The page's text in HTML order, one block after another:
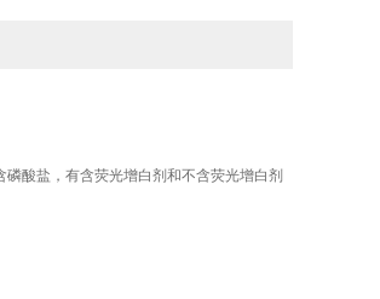
酸盐，有含荧光增白剂和不含荧光增白剂